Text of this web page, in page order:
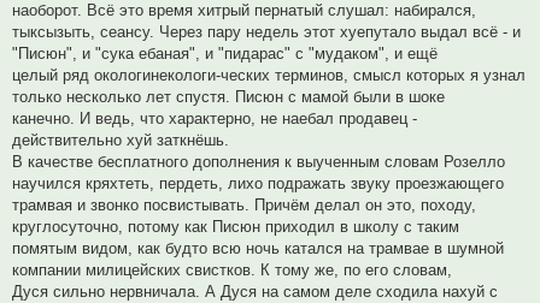
наоборот. Всё это время хитрый пернатый слушал: набирался,
тыксызыть, сеансу. Через пару недель этот хуепутало выдал всё - и
"Писюн", и "сука ебаная", и "пидарас" с "мудаком", и ещё
целый ряд окологинекологи-ческих терминов, смысл которых я узнал
только несколько лет спустя. Писюн с мамой были в шоке
канечно. И ведь, что характерно, не наебал продавец -
действительно хуй заткнёшь.
В качестве бесплатного дополнения к выученным словам Розелло
научился кряхтеть, пердеть, лихо подражать звуку проезжающего
трамвая и звонко посвистывать. Причём делал он это, походу,
круглосуточно, потому как Писюн приходил в школу с таким
помятым видом, как будто всю ночь катался на трамвае в шумной
компании милицейских свистков. К тому же, по его словам,
Дуся сильно нервничала. А Дуся на самом деле сходила нахуй с